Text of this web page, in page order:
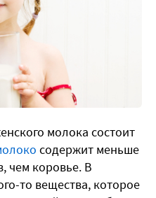
молока состоит
содержит меньше
чем коровье. В
то вещества, которое